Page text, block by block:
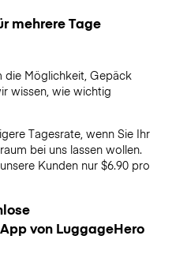
mehrere Tage
Möglichkeit, Gepäck
wissen, wie wichtig
Tagesrate, wenn Sie Ihr
bei uns lassen wollen.
Kunden nur $6.90 pro
von LuggageHero